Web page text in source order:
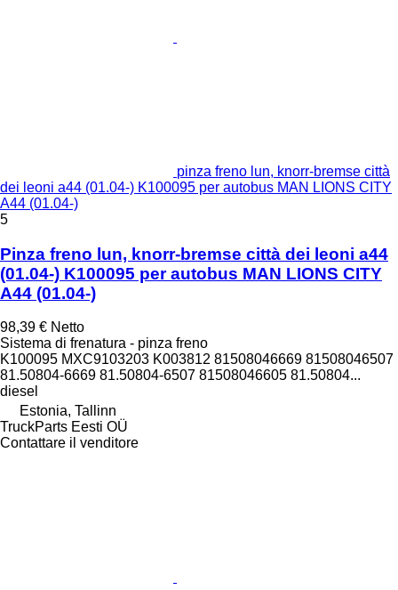
pinza freno lun, knorr-bremse città
dei leoni a44 (01.04-) K100095 per autobus MAN LIONS CITY
A44 (01.04-)
5
Pinza freno lun, knorr-bremse città dei leoni a44
(01.04-) K100095 per autobus MAN LIONS CITY
A44 (01.04-)
98,39 € Netto
Sistema di frenatura - pinza freno
K100095 MXC9103203 K003812 81508046669 81508046507
81.50804-6669 81.50804-6507 81508046605 81.50804...
diesel
Estonia, Tallinn
TruckParts Eesti OÜ
Contattare il venditore